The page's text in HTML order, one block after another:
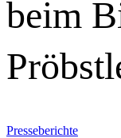
beim
Presseberichte